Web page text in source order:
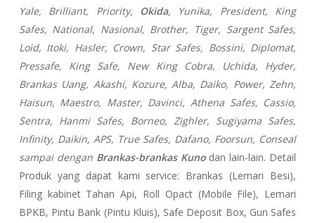
Yale, Brilliant, Priority,
Okida, Yunika, President, King
Safes, National, Nasional, Brother, Tiger, Sargent Safes,
Loid, Itoki, Hasler, Crown, Star Safes, Bossini, Diplomat,
Pressafe, King Safe, New King Cobra, Uchida, Hyder,
Brankas Uang, Akashi, Kozure, Alba, Daiko, Power, Zehn,
Haisun, Maestro, Master, Davinci, Athena Safes, Cassio,
Sentra, Hanmi Safes, Borneo, Zighler, Sugiyama Safes,
Infinity, Daikin, APS, True Safes, Dafano, Foorsun, Conseal
sampai dengan Brankas-brankas Kunodan lain-lain. Detail
Produk yang dapat kami service: Brankas (Lemari Besi),
Filing kabinet Tahan Api, Roll Opact (Mobile File), Lemari
BPKB, Pintu Bank (Pintu Kluis), Safe Deposit Box, Gun Safes